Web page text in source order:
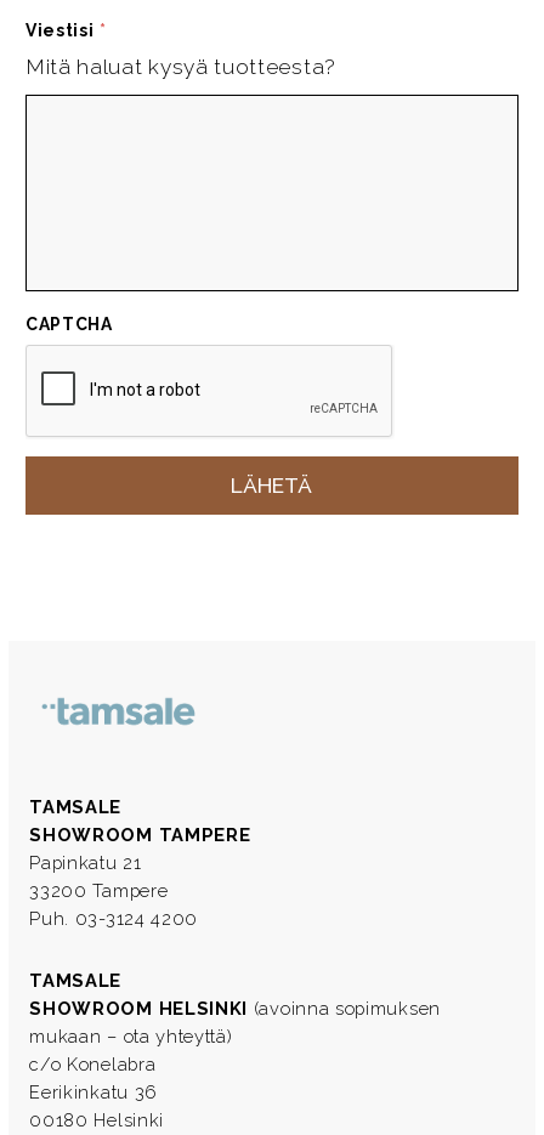
Viestisi *
Mitä haluat kysyä tuotteesta?
CAPTCHA
TAMSALE
SHOWROOM TAMPERE
Papinkatu 21
33200 Tampere
Puh. 03-3124 4200
TAMSALE
SHOWROOM HELSINKI (avoinna sopimuksen
mukaan – ota yhteyttä)
c/o Konelabra
Eerikinkatu 36
00180 Helsinki